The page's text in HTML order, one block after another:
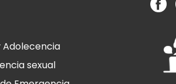
Adolecencia
sexual